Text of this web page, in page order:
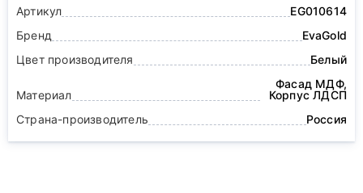
Артикул
EG010614
Бренд
EvaGold
Цвет производителя
Белый
Материал
Фасад МДФ,
Корпус ЛДСП
Страна-производитель
Россия